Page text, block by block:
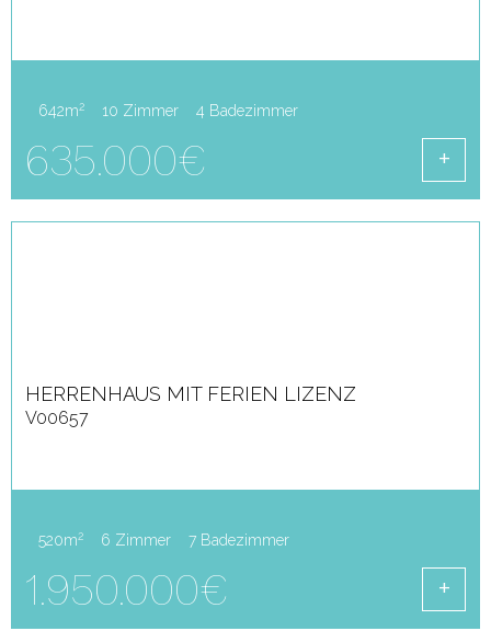
642m2 10 Zimmer 4 Badezimmer
635.000€
HERRENHAUS MIT FERIEN LIZENZ
V00657
520m2 6 Zimmer 7 Badezimmer
1.950.000€